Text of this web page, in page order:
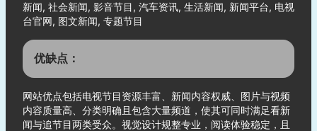
新闻, 社会新闻, 影音节目, 汽车资讯, 生活新闻, 新闻平台, 电视
台官网, 图文新闻, 专题节目
优缺点：
网站优点包括电视节目资源丰富、新闻内容权威、图片与视频
内容质量高、分类明确且包含大量频道，使其可同时满足看新
闻与追节目两类受众。视觉设计规整专业，阅读体验稳定，且